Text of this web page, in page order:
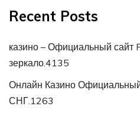
Recent Posts
казино – Официальный сайт
зеркало.4135
Онлайн Казино
СНГ.1263